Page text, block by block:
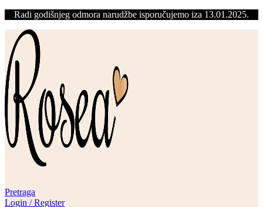
Radi godišnjeg odmora narudžbe isporučujemo iza 13.01.2025.
Pretraga
Login / Register